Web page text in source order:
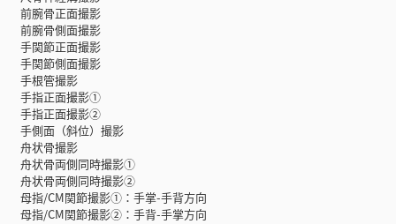
前腕骨正面撮影
前腕骨側面撮影
手関節正面撮影
手関節側面撮影
手根管撮影
手指正面撮影①
手指正面撮影②
手側面（斜位）撮影
舟状骨撮影
舟状骨両側同時撮影①
舟状骨両側同時撮影②
母指/CM関節撮影①：手掌-手背方向
母指/CM関節撮影②：手背-手掌方向